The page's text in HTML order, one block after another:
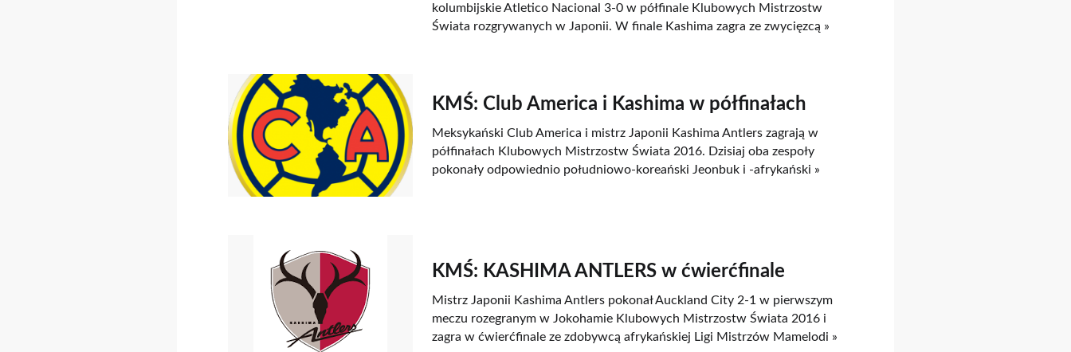
kolumbijskie Atletico Nacional 3-0 w półfinale Klubowych Mistrzostw
Świata rozgrywanych w Japonii. W finale Kashima zagra ze zwycięzcą »
KMŚ: Club America i Kashima w półfinałach
Meksykański Club America i mistrz Japonii Kashima Antlers zagrają w
półfinałach Klubowych Mistrzostw Świata 2016. Dzisiaj oba zespoły
pokonały odpowiednio południowo-koreański Jeonbuk i -afrykański »
KMŚ: KASHIMA ANTLERS w ćwierćfinale
Mistrz Japonii Kashima Antlers pokonał Auckland City 2-1 w pierwszym
meczu rozegranym w Jokohamie Klubowych Mistrzostw Świata 2016 i
zagra w ćwierćfinale ze zdobywcą afrykańskiej Ligi Mistrzów Mamelodi »